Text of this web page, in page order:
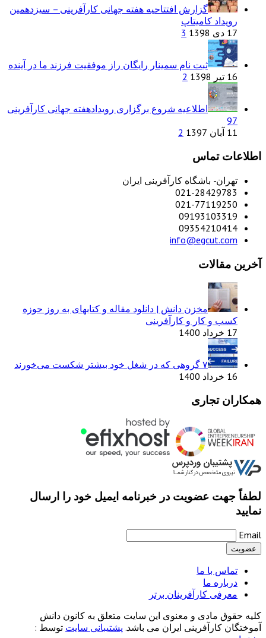
گزارش افتتاحیه هفته جهانی کارآفرینی – سیزدهمین
رویداد کامیتاپ
17 دی 1398
3
ثبت نام سمینار رایگان راز موفقیت فرزند ما در آینده
16 تیر 1398
2
اطلاعیه شروع برگزاری رویدادهفته جهانی کارآفرینی
97
11 آبان 1397
2
اطلاعات تماس
تهران- باشگاه کارآفرینی ایران
021-28429783
021-77119250
09193103319
09354210414
info@egcut.com
آخرین مقالات
مخزن دانش | دانلود مقاله و کتابهای به روز حوزه
کسب و کار و کارآفرینی
17 خرداد 1400
۷ گروهی که در شغل خود بیشتر شکست می‌خورند
16 خرداد 1400
همکاران تجاری
لطفاً جهت عضویت در خبرنامه ایمیل خود را ارسال
نمایید
Email
تماس با ما
درباره ما
معرفی کارآفرینان برتر
کلیه حقوق مادی و معنوی این سایت متعلق به کانون دانش
آموختگان کارآفرینی ایران می باشد. پشتیبانی سایت توسط :